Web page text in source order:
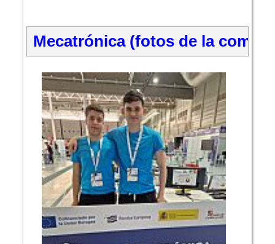
Mecatrónica (fotos de la